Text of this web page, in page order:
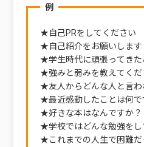
例
★自己PRをしてください
★自己紹介をお願いします
★学生時代に頑張ってきた
★強みと弱みを教えてくだ
★友人からどんな人と言わ
★最近感動したことは何で
★好きな本はなんですか？
★学校ではどんな勉強をし
★これまでの人生で困難